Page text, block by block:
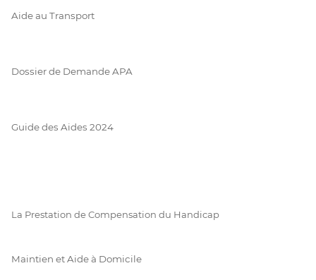
Aide au Transport
Dossier de Demande APA
Guide des Aides 2024
La Prestation de Compensation du Handicap
Maintien et Aide à Domicile